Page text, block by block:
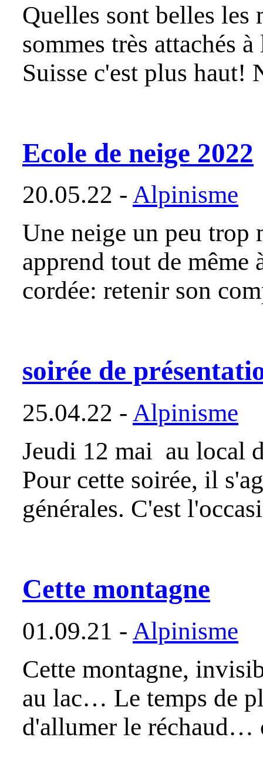
Quelles sont belles les
sommes très attachés
Suisse c'est plus haut!
Ecole de neige 2022
20.05.22 - Alpinisme
Une neige un peu trop
apprend tout de même
cordée: retenir son
soirée de
25.04.22 - Alpinisme
Jeudi 12 mai au local
Pour cette soirée, il
générales. C'est
Cette montagne
01.09.21 - Alpinisme
Cette montagne,
au lac… Le temps de
d'allumer le réchaud…